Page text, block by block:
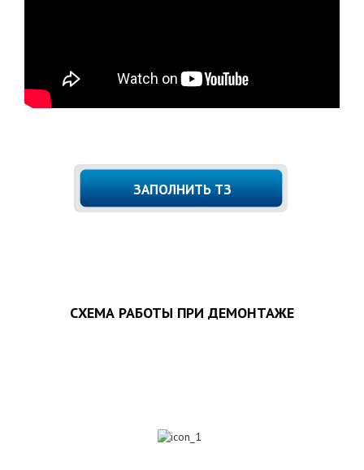
ЗАПОЛНИТЬ ТЗ
СХЕМА РАБОТЫ ПРИ ДЕМОНТАЖЕ